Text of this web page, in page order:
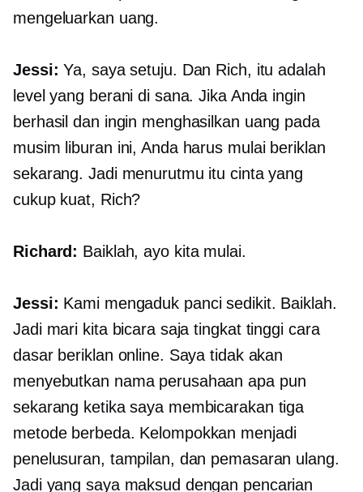
mengeluarkan uang.
Jessi: Ya, saya setuju. Dan Rich, itu adalah
level yang berani di sana. Jika Anda ingin
berhasil dan ingin menghasilkan uang pada
musim liburan ini, Anda harus mulai beriklan
sekarang. Jadi menurutmu itu cinta yang
cukup kuat, Rich?
Richard: Baiklah, ayo kita mulai.
Jessi: Kami mengaduk panci sedikit. Baiklah.
Jadi mari kita bicara sajatingkat tinggicara
dasar beriklan online. Saya tidak akan
menyebutkan nama perusahaan apa pun
sekarang ketika saya membicarakan tiga
metode berbeda. Kelompokkan menjadi
penelusuran, tampilan, dan pemasaran ulang.
Jadi yang saya maksud dengan pencarian